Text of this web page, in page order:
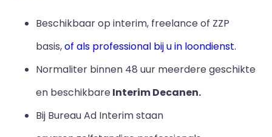
Beschikbaar op interim, freelance of ZZP
basis,of als professional bij u in loondienst.
Normaliter binnen 48 uur meerdere geschikte
en beschikbareInterim Decanen.
Bij Bureau Ad Interim staan